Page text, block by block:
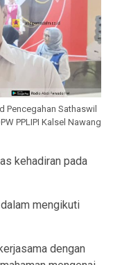
Pencegahan Sathaswil
PPLIPI Kalsel Nawang
kehadiran pada
mengikuti
dengan